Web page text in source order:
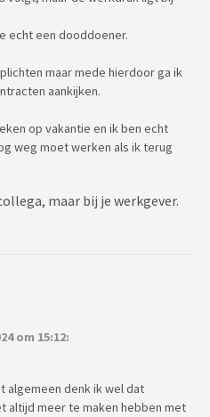
echt een dooddoener.
maar mede hierdoor ga ik
aankijken.
op vakantie en ik ben echt
weg moet werken als ik terug
maar bij je werkgever.
om 15:12:
algemeen denk ik wel dat
altijd meer te maken hebben met